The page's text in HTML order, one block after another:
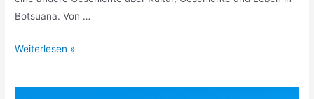
Botsuana. Von …
Schönste
Weiterlesen »